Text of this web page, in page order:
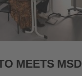
MEETS MSD